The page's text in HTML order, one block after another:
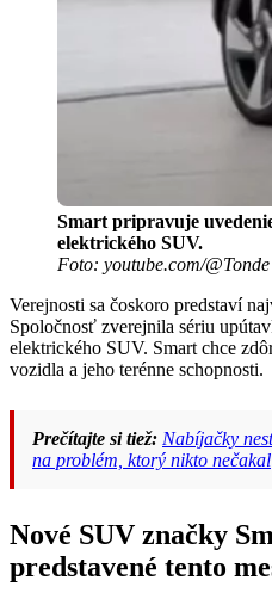
Smart pripravuje
elektrického SUV.
Foto: youtube.com/@Tonde
Verejnosti sa čoskoro predstaví
Spoločnosť zverejnila sériu
elektrického SUV. Smart chce
vozidla a jeho terénne schopnosti.
Prečítajte si tiež: Nabíjačky
na problém, ktorý nikto nečakal
Nové SUV značky
predstavené tento